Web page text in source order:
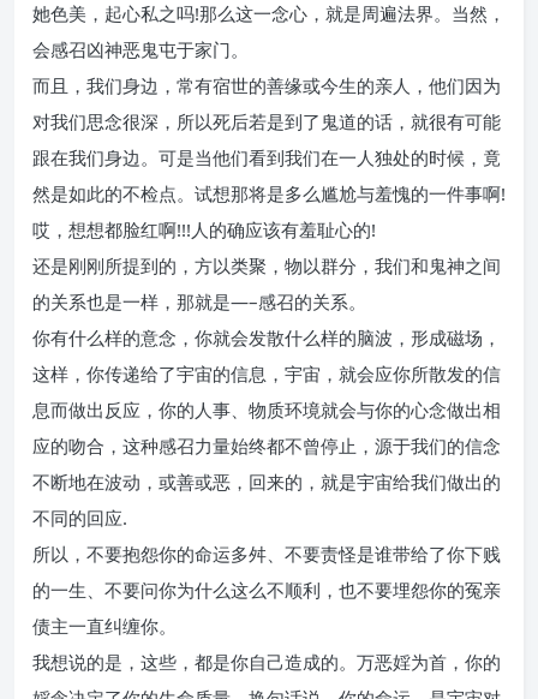
她色美，起心私之吗!那么这一念心，就是周遍法界。当然，
会感召凶神恶鬼屯于家门。
而且，我们身边，常有宿世的善缘或今生的亲人，他们因为
对我们思念很深，所以死后若是到了鬼道的话，就很有可能
跟在我们身边。可是当他们看到我们在一人独处的时候，竟
然是如此的不检点。试想那将是多么尴尬与羞愧的一件事啊!
哎，想想都脸红啊!!!人的确应该有羞耻心的!
还是刚刚所提到的，方以类聚，物以群分，我们和鬼神之间
的关系也是一样，那就是—–感召的关系。
你有什么样的意念，你就会发散什么样的脑波，形成磁场，
这样，你传递给了宇宙的信息，宇宙，就会应你所散发的信
息而做出反应，你的人事、物质环境就会与你的心念做出相
应的吻合，这种感召力量始终都不曾停止，源于我们的信念
不断地在波动，或善或恶，回来的，就是宇宙给我们做出的
不同的回应.
所以，不要抱怨你的命运多舛、不要责怪是谁带给了你下贱
的一生、不要问你为什么这么不顺利，也不要埋怨你的冤亲
债主一直纠缠你。
我想说的是，这些，都是你自己造成的。万恶婬为首，你的